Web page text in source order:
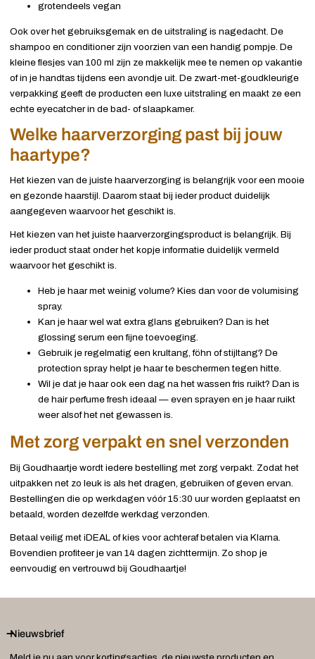
grotendeels vegan
Ook over het gebruiksgemak en de uitstraling is nagedacht. De
shampoo en conditioner zijn voorzien van een handig pompje. De
kleine flesjes van 100 ml zijn ze makkelijk mee te nemen op vakantie
of in je handtas tijdens een avondje uit. De zwart-met-goudkleurige
verpakking geeft de producten een luxe uitstraling en maakt ze een
echte eyecatcher in de bad- of slaapkamer.
Welke haarverzorging past bij jouw
haartype?
Het kiezen van de juiste haarverzorging is belangrijk voor een mooie
en gezonde haarstijl. Daarom staat bij ieder product duidelijk
aangegeven waarvoor het geschikt is.
Het kiezen van het juiste haarverzorgingsproduct is belangrijk. Bij
ieder product staat onder het kopje informatie duidelijk vermeld
waarvoor het geschikt is.
Heb je haar met weinig volume? Kies dan voor de volumising
spray.
Kan je haar wel wat extra glans gebruiken? Dan is het
glossing serum een fijne toevoeging.
Gebruik je regelmatig een krultang, föhn of stijltang? De
protection spray helpt je haar te beschermen tegen hitte.
Wil je dat je haar ook een dag na het wassen fris ruikt? Dan is
de hair perfume fresh ideaal — even sprayen en je haar ruikt
weer alsof het net gewassen is.
Met zorg verpakt en snel verzonden
Bij Goudhaartje wordt iedere bestelling met zorg verpakt. Zodat het
uitpakken net zo leuk is als het dragen, gebruiken of geven ervan.
Bestellingen die op werkdagen vóór 15:30 uur worden geplaatst en
betaald, worden dezelfde werkdag verzonden.
Betaal veilig met iDEAL of kies voor achteraf betalen via Klarna.
Bovendien profiteer je van 14 dagen zichttermijn. Zo shop je
eenvoudig en vertrouwd bij Goudhaartje!
Nieuwsbrief